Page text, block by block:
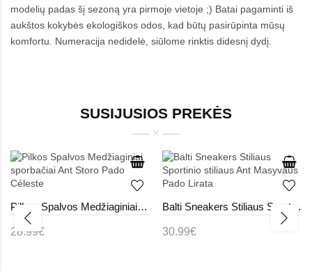
modelių padas šį sezoną yra pirmoje vietoje ;) Batai pagaminti iš
aukštos kokybės ekologiškos odos, kad būtų pasirūpinta mūsų
komfortu. Numeracija nedidelė, siūlome rinktis didesnį dydį.
SUSIJUSIOS PREKĖS
Pilkos Spalvos Medžiaginiai sporbačiai Ant Storo Pado Céleste
28.99€
Balti Sneakers Stiliaus Sportinio stiliaus Ant Masyvaus Pado Lirata
30.99€